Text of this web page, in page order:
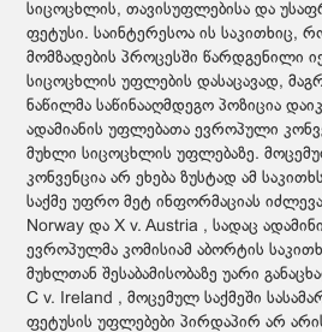
სიცოცხლის, თავისუფლებისა და
ფეტუსი. საინტერესოა ის საკითხიც,
მომზადების პროცესში წარდგენილი
სიცოცხლის უფლების დასაცავად,
ნაწილმა საწინააღმდეგო პოზიცია
ადამიანის უფლებათა ევროპული
მუხლი სიცოცხლის უფლებაზე.
კონვენცია არ ეხება ზუსტად ამ
საქმე უფრო მეტ ინფორმაციას
Norway და X v. Austria , სადაც
ევროპულმა კომისიამ აბორტის
მუხლთან შესაბამისობაზე უარი
C v. Ireland , მოცემულ საქმეში
ფეტუსის უფლებები პირდაპირ არ